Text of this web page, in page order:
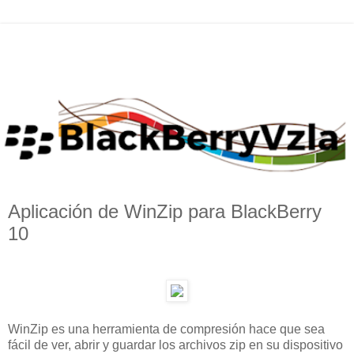
Aplicación de WinZip para BlackBerry
10
WinZip es una herramienta de compresión hace que sea
fácil de ver, abrir y guardar los archivos zip en su dispositivo